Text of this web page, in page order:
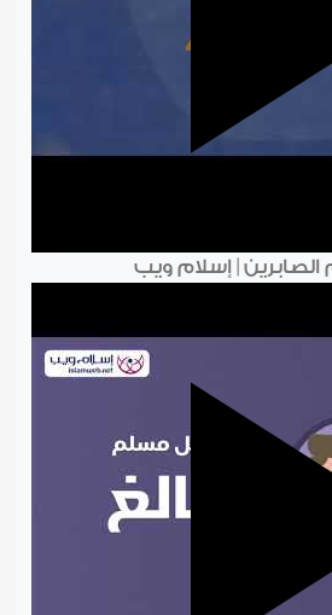
| إسلام ويب